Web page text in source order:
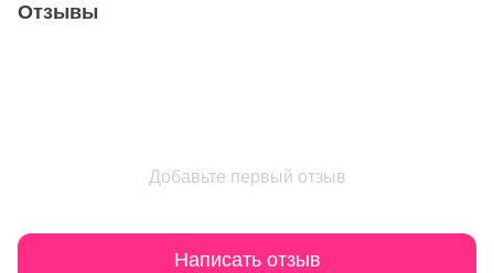
Отзывы
Добавьте первый отзыв
Написать отзыв